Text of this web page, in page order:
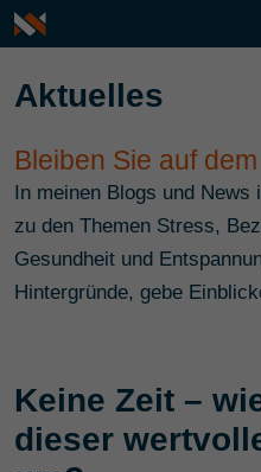
Aktuelles
Bleiben Sie auf
In meinen Blogs und
zu den Themen Stress,
Gesundheit und
Hintergründe, gebe
Keine Zeit –
dieser